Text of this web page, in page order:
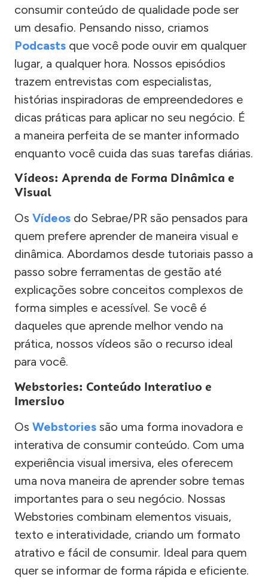
consumir conteúdo de qualidade pode ser
um desafio. Pensando nisso, criamos
Podcasts que você pode ouvir em qualquer
lugar, a qualquer hora. Nossos episódios
trazem entrevistas com especialistas,
histórias inspiradoras de empreendedores e
dicas práticas para aplicar no seu negócio. É
a maneira perfeita de se manter informado
enquanto você cuida das suas tarefas diárias.
Vídeos: Aprenda de Forma Dinâmica e
Visual
Os Vídeos do Sebrae/PR são pensados para
quem prefere aprender de maneira visual e
dinâmica. Abordamos desde tutoriais passo a
passo sobre ferramentas de gestão até
explicações sobre conceitos complexos de
forma simples e acessível. Se você é
daqueles que aprende melhor vendo na
prática, nossos vídeos são o recurso ideal
para você.
Webstories: Conteúdo Interativo e
Imersivo
Os Webstories são uma forma inovadora e
interativa de consumir conteúdo. Com uma
experiência visual imersiva, eles oferecem
uma nova maneira de aprender sobre temas
importantes para o seu negócio. Nossas
Webstories combinam elementos visuais,
texto e interatividade, criando um formato
atrativo e fácil de consumir. Ideal para quem
quer se informar de forma rápida e eficiente.